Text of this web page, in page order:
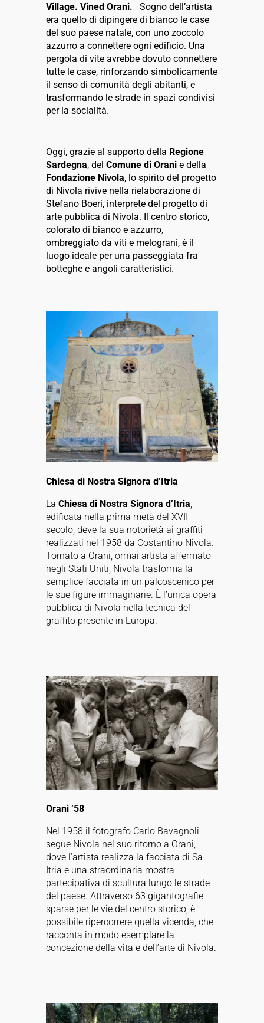
Village. Vined Orani.
Sogno dell’artista
era quello di dipingere di bianco le case
del suo paese natale, con uno zoccolo
azzurro a connettere ogni edificio. Una
pergola di vite avrebbe dovuto connettere
tutte le case, rinforzando simbolicamente
il senso di comunità degli abitanti, e
trasformando le strade in spazi condivisi
per la socialità.
Oggi, grazie al supporto della Regione
Sardegna, delComune di Orani e della
Fondazione Nivola, lo spirito del progetto
di Nivola rivive nella rielaborazione di
Stefano Boeri, interprete del progetto di
arte pubblica di Nivola. Il centro storico,
colorato di bianco e azzurro,
ombreggiato da viti e melograni, è il
luogo ideale per una passeggiata fra
botteghe e angoli caratteristici.
Chiesa di Nostra Signora d’Itria
LaChiesa di Nostra Signora d’Itria,
edificata nella prima metà del XVII
secolo, deve la sua notorietà ai graffiti
realizzati nel 1958 da Costantino Nivola.
Tornato a Orani, ormai artista affermato
negli Stati Uniti, Nivola trasforma la
semplice facciata in un palcoscenico per
le sue figure immaginarie. È l’unica opera
pubblica di Nivola nella tecnica del
graffito presente in Europa.
Orani ’58
Nel 1958 il fotografo Carlo Bavagnoli
segue Nivola nel suo ritorno a Orani,
dove l’artista realizza la facciata di Sa
Itria e una straordinaria mostra
partecipativa di scultura lungo le strade
del paese. Attraverso 63 gigantografie
sparse per le vie del centro storico, è
possibile ripercorrere quella vicenda, che
racconta in modo esemplare la
concezione della vita e dell’arte di Nivola.